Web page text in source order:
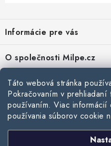
Táto webová stránka
Pokračovaním v
používaním. Viac informácií
používania súborov cookie
p
ä
t
Informácie pre vás
Reklamace a vrácení zboží
Zásady používania súborov
Podmínky ochrany osobních údajů
Obchodní podmínky
Mapa webu Milpe.sk
O společnosti Milpe.cz
Často sa nás pýtate
O spoločnosti Milpe
Kontakty
Kontaktné informácie
O spoločnosti Milpe
Stavebný blog
Ako vybrať správnu difúznu fóliu
Prijímame online platby